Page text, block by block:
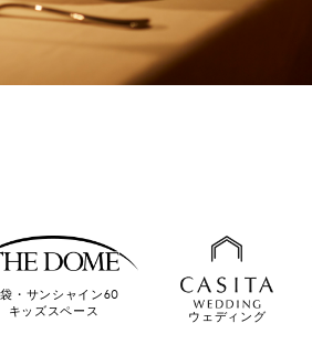
・サンシャイン60
キッズスペース
ウェディング